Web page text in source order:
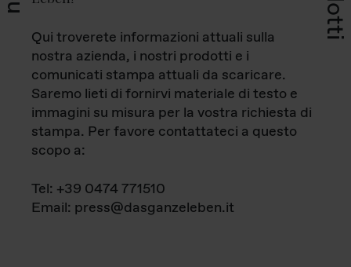
Qui troverete informazioni attuali sulla
nostra azienda, i nostri prodotti e i
comunicati stampa attuali da scaricare.
Saremo lieti di fornirvi materiale di testo e
immagini su misura per la vostra richiesta di
stampa. Per favore contattateci a questo
scopo a:
Tel: +39 0474 771510
Email: press@dasganzeleben.it